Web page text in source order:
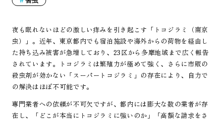
夜も眠れないほどの激しい痒みを引き起こす「トコジラミ（南京
虫）」。近年、東京都内でも宿泊施設や海外からの荷物を経由し
た持ち込み被害が急増しており、23区から多摩地域まで広く報告
されています。トコジラミは繁殖力が極めて強く、さらに市販の
殺虫剤が効かない「スーパートコジラミ」の存在により、自力で
の解決はほぼ不可能です。
専門業者への依頼が不可欠ですが、都内には膨大な数の業者が存
在し、「どこが本当にトコジラミに強いのか」「高額な請求をさ